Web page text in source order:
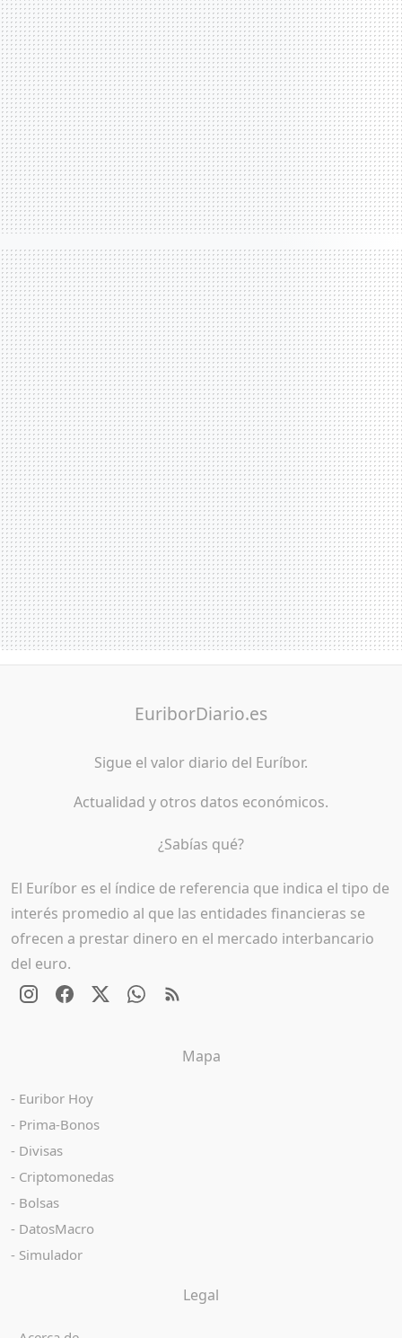
EuriborDiario.es
Sigue el valor diario del Euríbor.
Actualidad y otros datos económicos.
Mapa
Euribor Hoy
Prima-Bonos
Divisas
Criptomonedas
Bolsas
DatosMacro
Simulador
Legal
¿Sabías qué?
El Euríbor es el índice de referencia que indica el tipo de
interés promedio al que las entidades financieras se
ofrecen a prestar dinero en el mercado interbancario
del euro.